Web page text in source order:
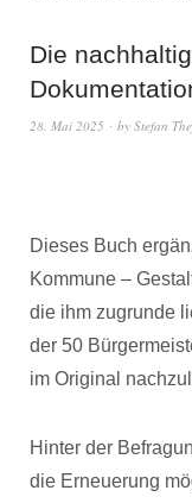
Die
28. Mai 2025 by Stefan
Dieses Buch
Kommune –
die ihm zugrunde
der 50
im Original
Hinter der
die Erneuerung